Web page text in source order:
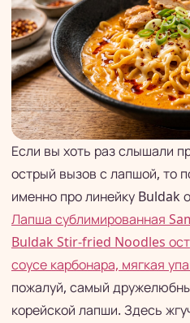
Если вы хоть раз слышали
острый вызов с лапшой, то
именно про линейку Buldak
Лапша сублимированная
Buldak Stir-fried Noodles
соусе карбонара, мягкая
пожалуй, самый
корейской лапши. Здесь